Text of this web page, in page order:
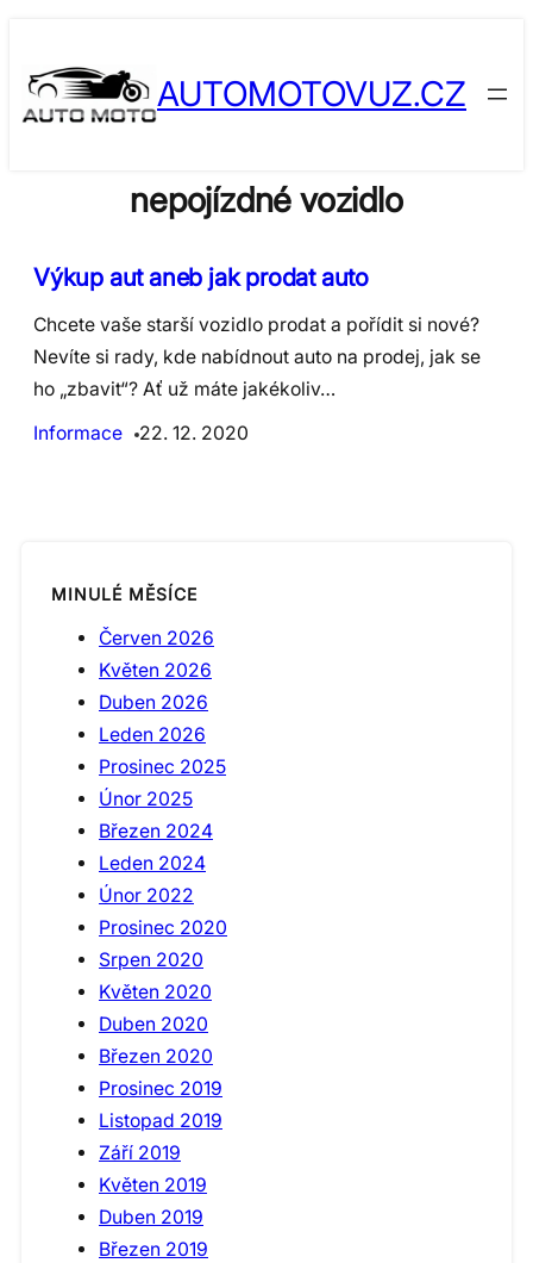
content
AUTOMOTOVUZ.CZ
nepojízdné vozidlo
Výkup aut aneb jak prodat auto
Chcete vaše starší vozidlo prodat a pořídit si nové?
Nevíte si rady, kde nabídnout auto na prodej, jak se
ho „zbavit“? Ať už máte jakékoliv…
Informace
22. 12. 2020
MINULÉ MĚSÍCE
Červen 2026
Květen 2026
Duben 2026
Leden 2026
Prosinec 2025
Únor 2025
Březen 2024
Leden 2024
Únor 2022
Prosinec 2020
Srpen 2020
Květen 2020
Duben 2020
Březen 2020
Prosinec 2019
Listopad 2019
Září 2019
Květen 2019
Duben 2019
Březen 2019